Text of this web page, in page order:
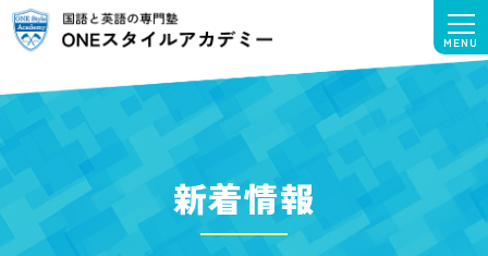
新着情報